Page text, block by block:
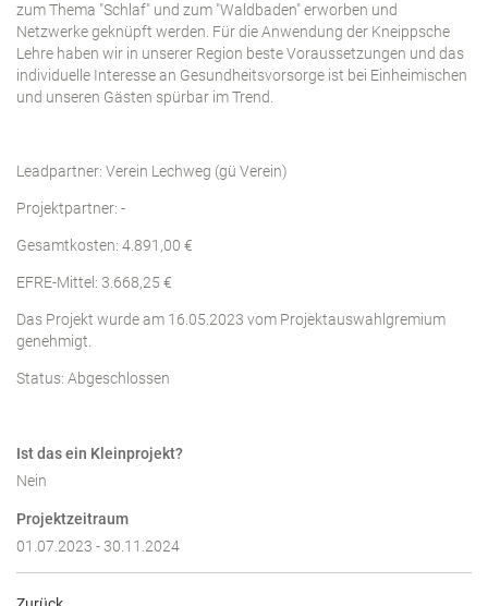
zum Thema "Schlaf" und zum "Waldbaden" erworben und
Netzwerke geknüpft werden. Für die Anwendung der Kneippsche
Lehre haben wir in unserer Region beste Voraussetzungen und das
individuelle Interesse an Gesundheitsvorsorge ist bei Einheimischen
und unseren Gästen spürbar im Trend.
Leadpartner: Verein Lechweg (gü Verein)
Projektpartner: -
Gesamtkosten: 4.891,00 €
EFRE-Mittel: 3.668,25 €
Das Projekt wurde am 16.05.2023 vom Projektauswahlgremium
genehmigt.
Status: Abgeschlossen
Ist das ein Kleinprojekt?
Nein
Projektzeitraum
01.07.2023 - 30.11.2024